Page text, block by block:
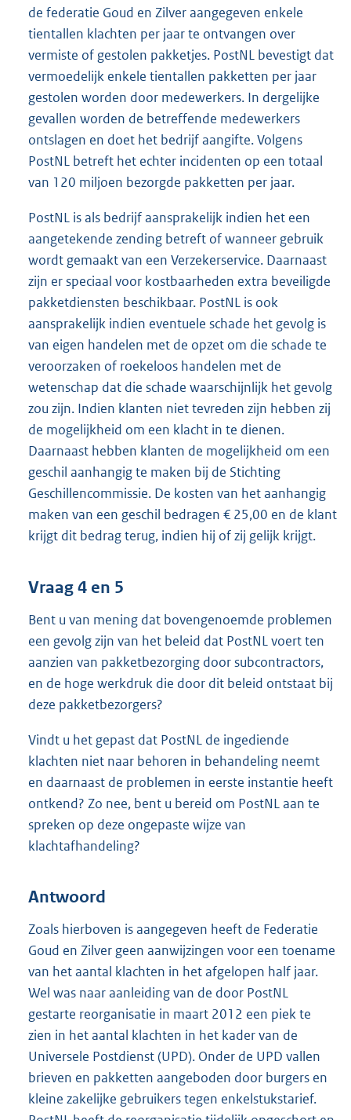
de federatie Goud en Zilver aangegeven enkele
tientallen klachten per jaar te ontvangen over
vermiste of gestolen pakketjes. PostNL bevestigt dat
vermoedelijk enkele tientallen pakketten per jaar
gestolen worden door medewerkers. In dergelijke
gevallen worden de betreffende medewerkers
ontslagen en doet het bedrijf aangifte. Volgens
PostNL betreft het echter incidenten op een totaal
van 120 miljoen bezorgde pakketten per jaar.
PostNL is als bedrijf aansprakelijk indien het een
aangetekende zending betreft of wanneer gebruik
wordt gemaakt van een Verzekerservice. Daarnaast
zijn er speciaal voor kostbaarheden extra beveiligde
pakketdiensten beschikbaar. PostNL is ook
aansprakelijk indien eventuele schade het gevolg is
van eigen handelen met de opzet om die schade te
veroorzaken of roekeloos handelen met de
wetenschap dat die schade waarschijnlijk het gevolg
zou zijn. Indien klanten niet tevreden zijn hebben zij
de mogelijkheid om een klacht in te dienen.
Daarnaast hebben klanten de mogelijkheid om een
geschil aanhangig te maken bij de Stichting
Geschillencommissie. De kosten van het aanhangig
maken van een geschil bedragen € 25,00 en de klant
krijgt dit bedrag terug, indien hij of zij gelijk krijgt.
Vraag 4 en 5
Bent u van mening dat bovengenoemde problemen
een gevolg zijn van het beleid dat PostNL voert ten
aanzien van pakketbezorging door subcontractors,
en de hoge werkdruk die door dit beleid ontstaat bij
deze pakketbezorgers?
Vindt u het gepast dat PostNL de ingediende
klachten niet naar behoren in behandeling neemt
en daarnaast de problemen in eerste instantie heeft
ontkend? Zo nee, bent u bereid om PostNL aan te
spreken op deze ongepaste wijze van
klachtafhandeling?
Antwoord
Zoals hierboven is aangegeven heeft de Federatie
Goud en Zilver geen aanwijzingen voor een toename
van het aantal klachten in het afgelopen half jaar.
Wel was naar aanleiding van de door PostNL
gestarte reorganisatie in maart 2012 een piek te
zien in het aantal klachten in het kader van de
Universele Postdienst (UPD). Onder de UPD vallen
brieven en pakketten aangeboden door burgers en
kleine zakelijke gebruikers tegen enkelstukstarief.